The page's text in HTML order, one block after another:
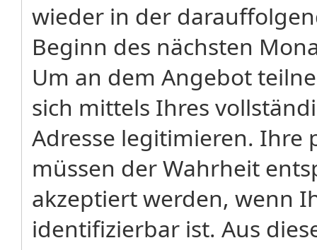
wieder in der
Beginn des nächsten
Um an dem Angebot
sich mittels Ihres
Adresse legitimieren. Ihre
müssen der Wahrheit
akzeptiert werden, wenn
identifizierbar ist. Aus